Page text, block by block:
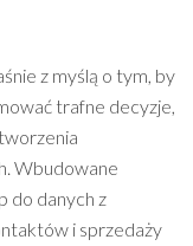
z myślą o tym, by
trafne decyzje,
Wbudowane
do danych z
i sprzedaży